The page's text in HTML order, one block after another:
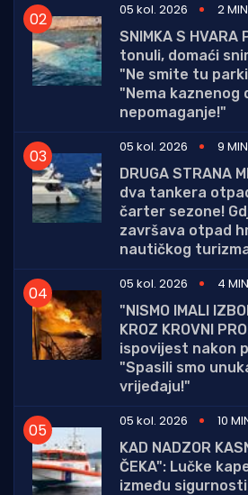
05 kol. 2026
2
SNIMKA S
tonuli, domaći
"Ne smite tu
"Nema kaznenog
nepomaganje!"
05 kol. 2026
9
DRUGA STRANA
dva tankera
čarter sezone!
završava otpad
nautičkog
05 kol. 2026
4
"NISMO IMALI
KROZ KROVNI
ispovijest nakon
"Spasili smo
vrijeđaju!"
05 kol. 2026
10
KAD NADZOR
ČEKA": Lučke
između